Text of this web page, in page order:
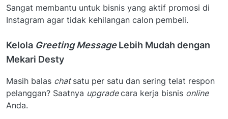
Sangat membantu untuk bisnis yang aktif promosi di
Instagram agar tidak kehilangan calon pembeli.
Kelola Greeting MessageLebih Mudah dengan
Mekari Desty
Masih balas chat satu per satu dan sering telat respon
pelanggan? Saatnya upgradecara kerja bisnis online
Anda.